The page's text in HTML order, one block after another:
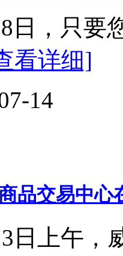
日，只要
看详细]
14
品交易中
日上午，